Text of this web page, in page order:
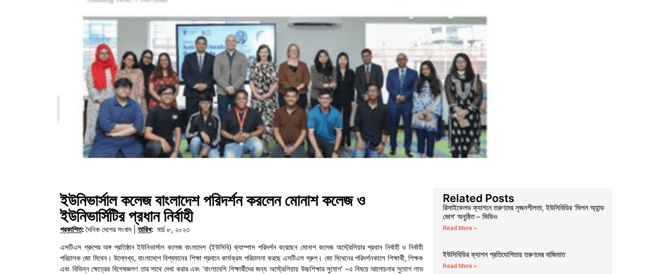
ইউনিভার্সাল কলেজ বাংলাদেশ পরিদর্শন করলেন মোনাশ কলেজ ও
ইউনিভার্সিটির প্রধান নির্বাহী
প্রকাশিত:দৈনিক দেশের সংবাদ |তারিখ: মার্চ ৮, ২০২৩
এসটিএস গ্রুপের অঙ্গ প্রতিষ্ঠান ইউনিভার্সাল কলেজ বাংলাদেশ (ইউসিবি) ক্যাম্পাস পরিদর্শন করেছেন মোনাশ কলেজ অস্ট্রেলিয়ার প্রধান নির্বাহী ও নির্বাহী
পরিচালক জো মিথেন। উল্লেখ্য, বাংলাদেশে বিশ্বমানের শিক্ষা প্রদানে কার্যক্রম পরিচালনা করছে এসটিএস গ্রুপ। জো মিথেনের পরিদর্শনকালে শিক্ষার্থী, শিক্ষক
এবং বিভিন্ন ক্ষেত্রের বিশেষজ্ঞগণ তার সাথে দেখা করার এবং ‘বাংলাদেশি শিক্ষার্থীদের জন্য অস্ট্রেলিয়ায় উচ্চশিক্ষার সুযোগ’ -এ বিষয়ে আলোচনার সুযোগ লাভ
Related Posts
রিসাইকেলড ফ্যাশনে তরুণদের সৃজনশীলতা, ইউসিবিডির ‘ভিশন অ্যান্ড
ভোগ’ অনুষ্ঠিত – ভিডিও
Read More »
ইউসিবিডির ফ্যাশন প্রতিযোগিতায় তরুণদের বাজিমাত
Read More »